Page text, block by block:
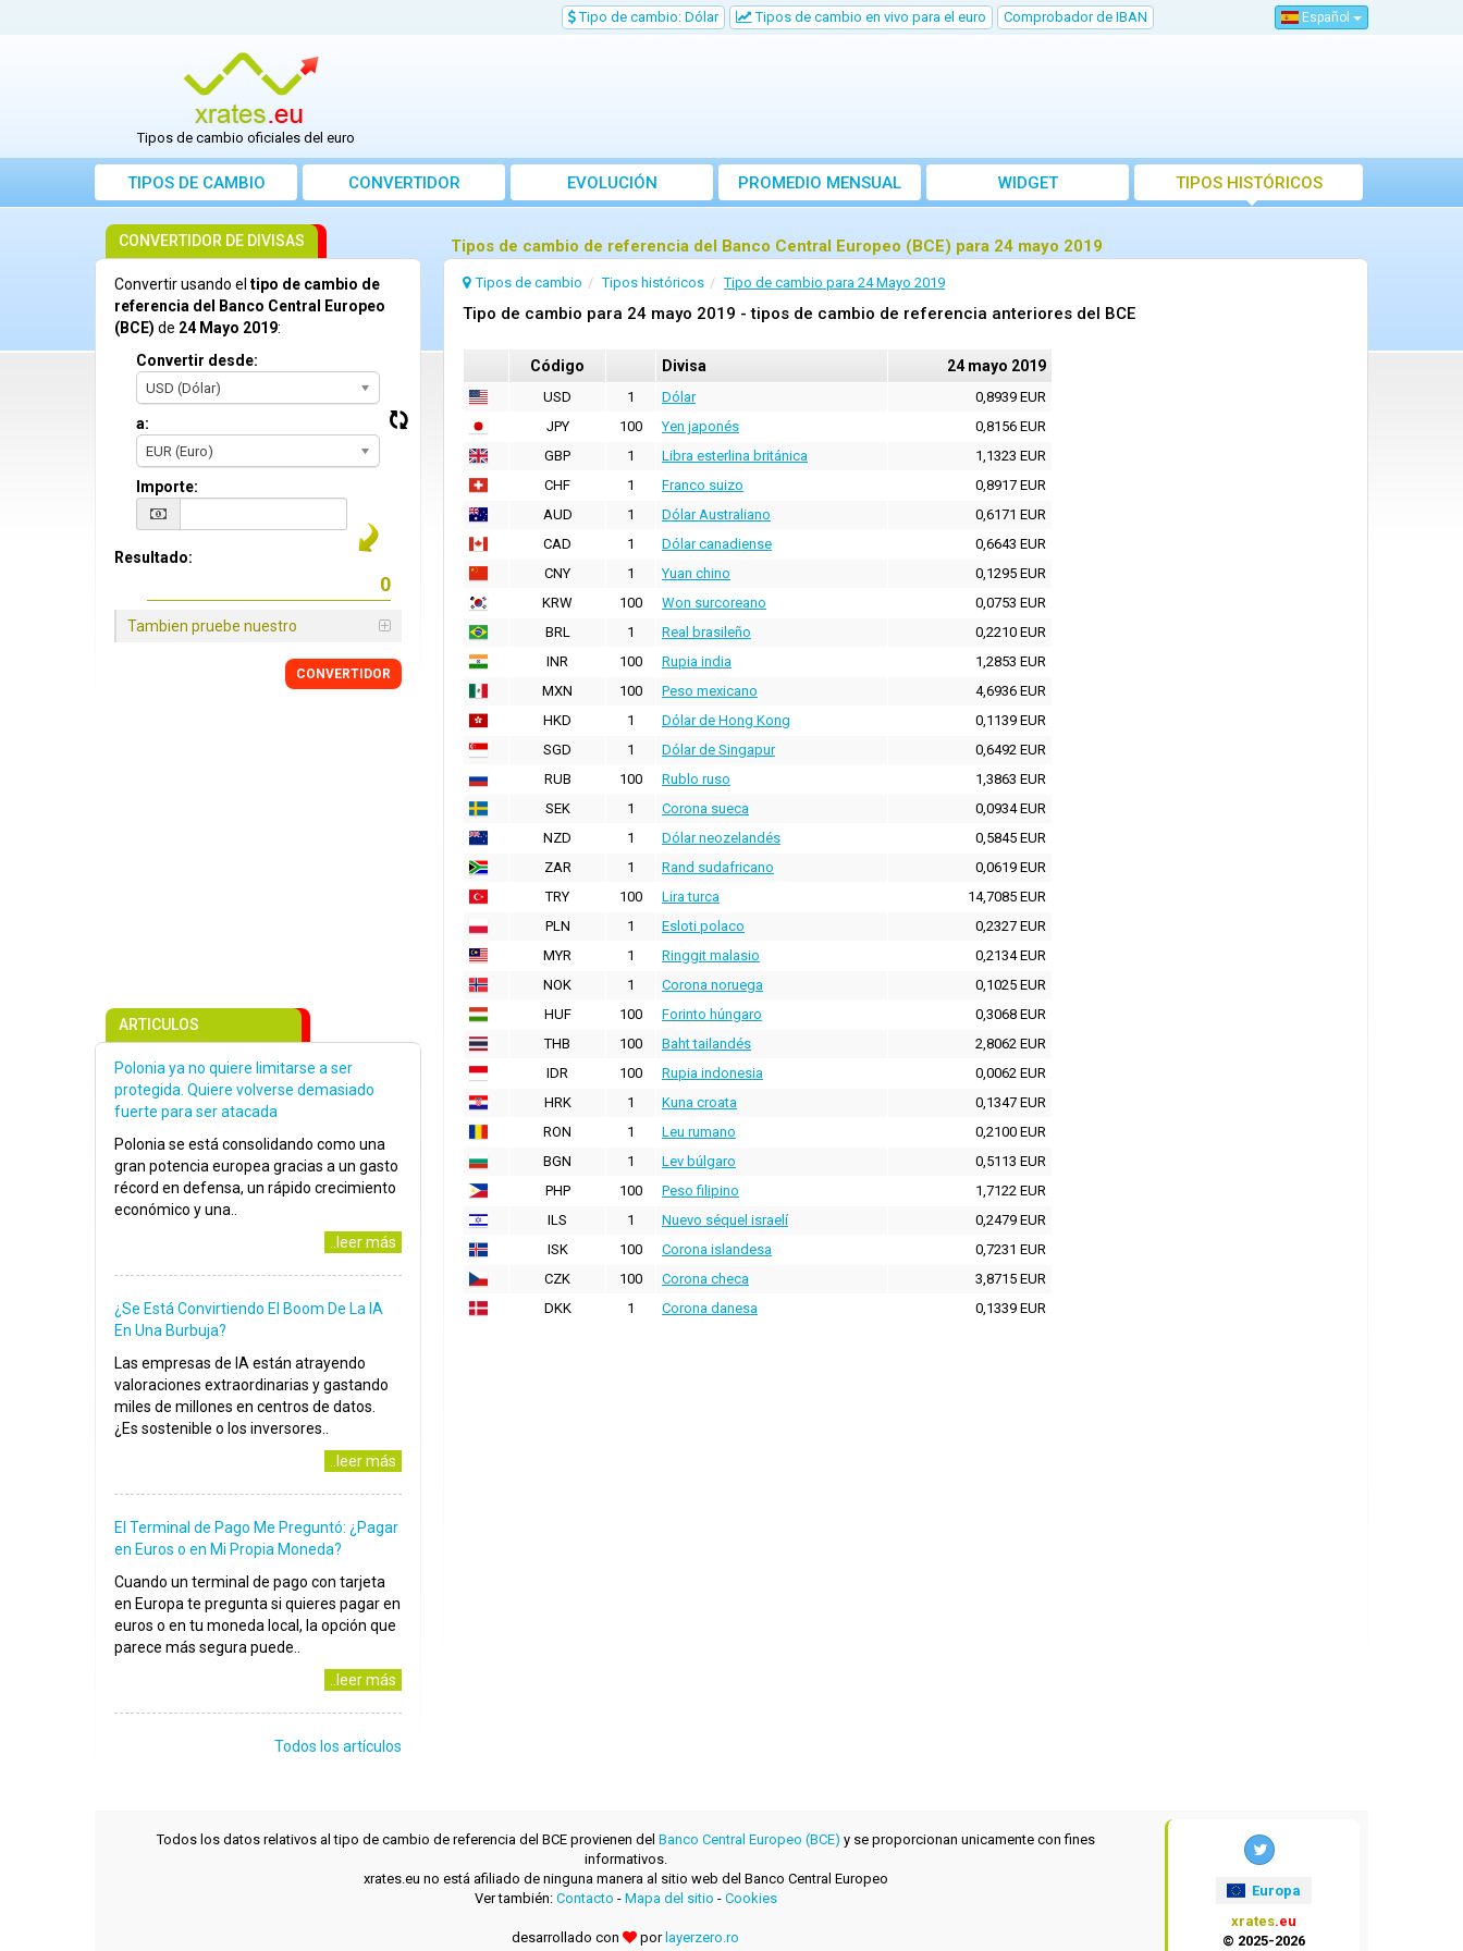
Tipo de cambio: Dólar Tipos de cambio en vivo para el euro Comprobador de IBAN Español
Tipos de cambio oficiales del euro
TIPOS DE CAMBIO CONVERTIDOR EVOLUCIÓN PROMEDIO MENSUAL WIDGET TIPOS HISTÓRICOS
Tipos de cambio de referencia del Banco Central Europeo (BCE) para 24 mayo 2019
Tipos de cambio Tipos históricos Tipo de cambio para 24 Mayo 2019
Tipo de cambio para 24 mayo 2019 - tipos de cambio de referencia anteriores del BCE
Código Divisa 24 mayo 2019
USD 1 Dólar
0,8939 EUR
JPY
100 Yen japonés
0,8156 EUR
GBP
1 Libra esterlina británica
1,1323 EUR
CHF
1 Franco suizo
0,8917 EUR
AUD
1 Dólar Australiano
0,6171 EUR
CAD
1 Dólar canadiense
0,6643 EUR
CNY
1 Yuan chino
0,1295 EUR
KRW
100 Won surcoreano
0,0753 EUR
BRL
1 Real brasileño
0,2210 EUR
INR
100 Rupia india
1,2853 EUR
MXN
100 Peso mexicano
4,6936 EUR
HKD
1 Dólar de Hong Kong
0,1139 EUR
SGD
1 Dólar de Singapur
0,6492 EUR
RUB
100 Rublo ruso
1,3863 EUR
SEK
1 Corona sueca
0,0934 EUR
NZD
1 Dólar neozelandés
0,5845 EUR
ZAR
1 Rand sudafricano
0,0619 EUR
TRY
100 Lira turca
14,7085 EUR
PLN
1 Esloti polaco
0,2327 EUR
MYR
1 Ringgit malasio
0,2134 EUR
NOK
1 Corona noruega
0,1025 EUR
HUF
100 Forinto húngaro
0,3068 EUR
THB
100 Baht tailandés
2,8062 EUR
IDR
100 Rupia indonesia
0,0062 EUR
HRK
1 Kuna croata
0,1347 EUR
RON
1 Leu rumano
0,2100 EUR
BGN
1 Lev búlgaro
0,5113 EUR
PHP
100 Peso filipino
1,7122 EUR
ILS
1 Nuevo séquel israelí
0,2479 EUR
ISK
100 Corona islandesa
0,7231 EUR
CZK
100 Corona checa
3,8715 EUR
DKK
1 Corona danesa 0,1339 EUR
CONVERTIDOR DE DIVISAS
Convertir usando el tipo de cambio de
referencia del Banco Central Europeo
(BCE) de 24 Mayo 2019:
Convertir desde:
USD (Dólar)
a:
EUR (Euro)
Importe:
Resultado:
Tambien pruebe nuestro
CONVERTIDOR
ARTICULOS
Polonia ya no quiere limitarse a ser
protegida. Quiere volverse demasiado
fuerte para ser atacada
Polonia se está consolidando como una
gran potencia europea gracias a un gasto
récord en defensa, un rápido crecimiento
económico y una..
..leer más
¿Se Está Convirtiendo El Boom De La IA
En Una Burbuja?
Las empresas de IA están atrayendo
valoraciones extraordinarias y gastando
miles de millones en centros de datos.
¿Es sostenible o los inversores..
..leer más
El Terminal de Pago Me Preguntó: ¿Pagar
en Euros o en Mi Propia Moneda?
Cuando un terminal de pago con tarjeta
en Europa te pregunta si quieres pagar en
euros o en tu moneda local, la opción que
parece más segura puede..
..leer más
Todos los artículos
Todos los datos relativos al tipo de cambio de referencia del BCE provienen del Banco Central Europeo (BCE) y se proporcionan unicamente con fines
informativos.
xrates.eu no está afiliado de ninguna manera al sitio web del Banco Central Europeo
Ver también: Contacto - Mapa del sitio - Cookies
desarrollado con por layerzero.ro
Europa
xrates.eu
© 2025-2026